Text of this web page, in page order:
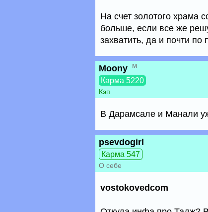
На счет золотого храма
больше, если все же
захватить, да и почти по
Moony м
Карма 5220
Кэп
В Дарамсале и Манали
psevdogirl
Карма 547
О себе
vostokovedcom